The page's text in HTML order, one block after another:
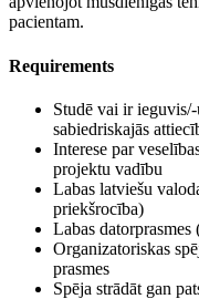
pacientam.
Requirements
Studē vai ir
sabiedriskajās
Interese par
projektu vadību
Labas latviešu
priekšrocība)
Labas
Organizatoriskas
prasmes
Spēja strādāt gan